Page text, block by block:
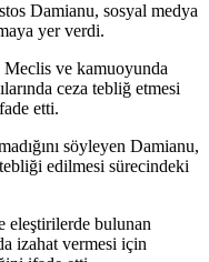
Damianu, sosyal medya
yer verdi.
Meclis ve kamuoyunda
ceza tebliğ etmesi
etti.
söyleyen Damianu,
edilmesi sürecindeki
eleştirilerde bulunan
izahat vermesi için